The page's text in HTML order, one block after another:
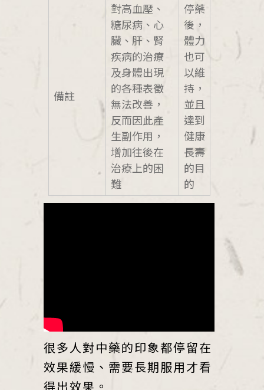
備註
對高血壓、
糖尿病、心
臟、肝、腎
疾病的治療
及身體出現
的各種表徵
無法改善，
反而因此產
生副作用，
增加往後在
治療上的困
難
停藥
後，
體力
也可
以維
持，
並且
達到
健康
長壽
的目
的
很多人對中藥的印象都停留在
效果緩慢、需要長期服用才看
得出效果。